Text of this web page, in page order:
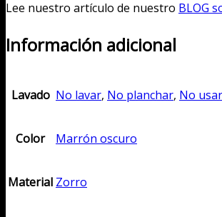
Lee nuestro artículo de nuestro BLOG
Información adicional
Lavado No lavar, No planchar, No
Color Marrón oscuro
Material Zorro